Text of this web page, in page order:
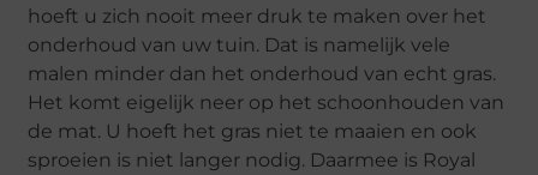
hoeft u zich nooit meer druk te maken over het
onderhoud van uw tuin. Dat is namelijk vele
malen minder dan het onderhoud van echt gras.
Het komt eigelijk neer op het schoonhouden van
de mat. U hoeft het gras niet te maaien en ook
sproeien is niet langer nodig. Daarmee is Royal